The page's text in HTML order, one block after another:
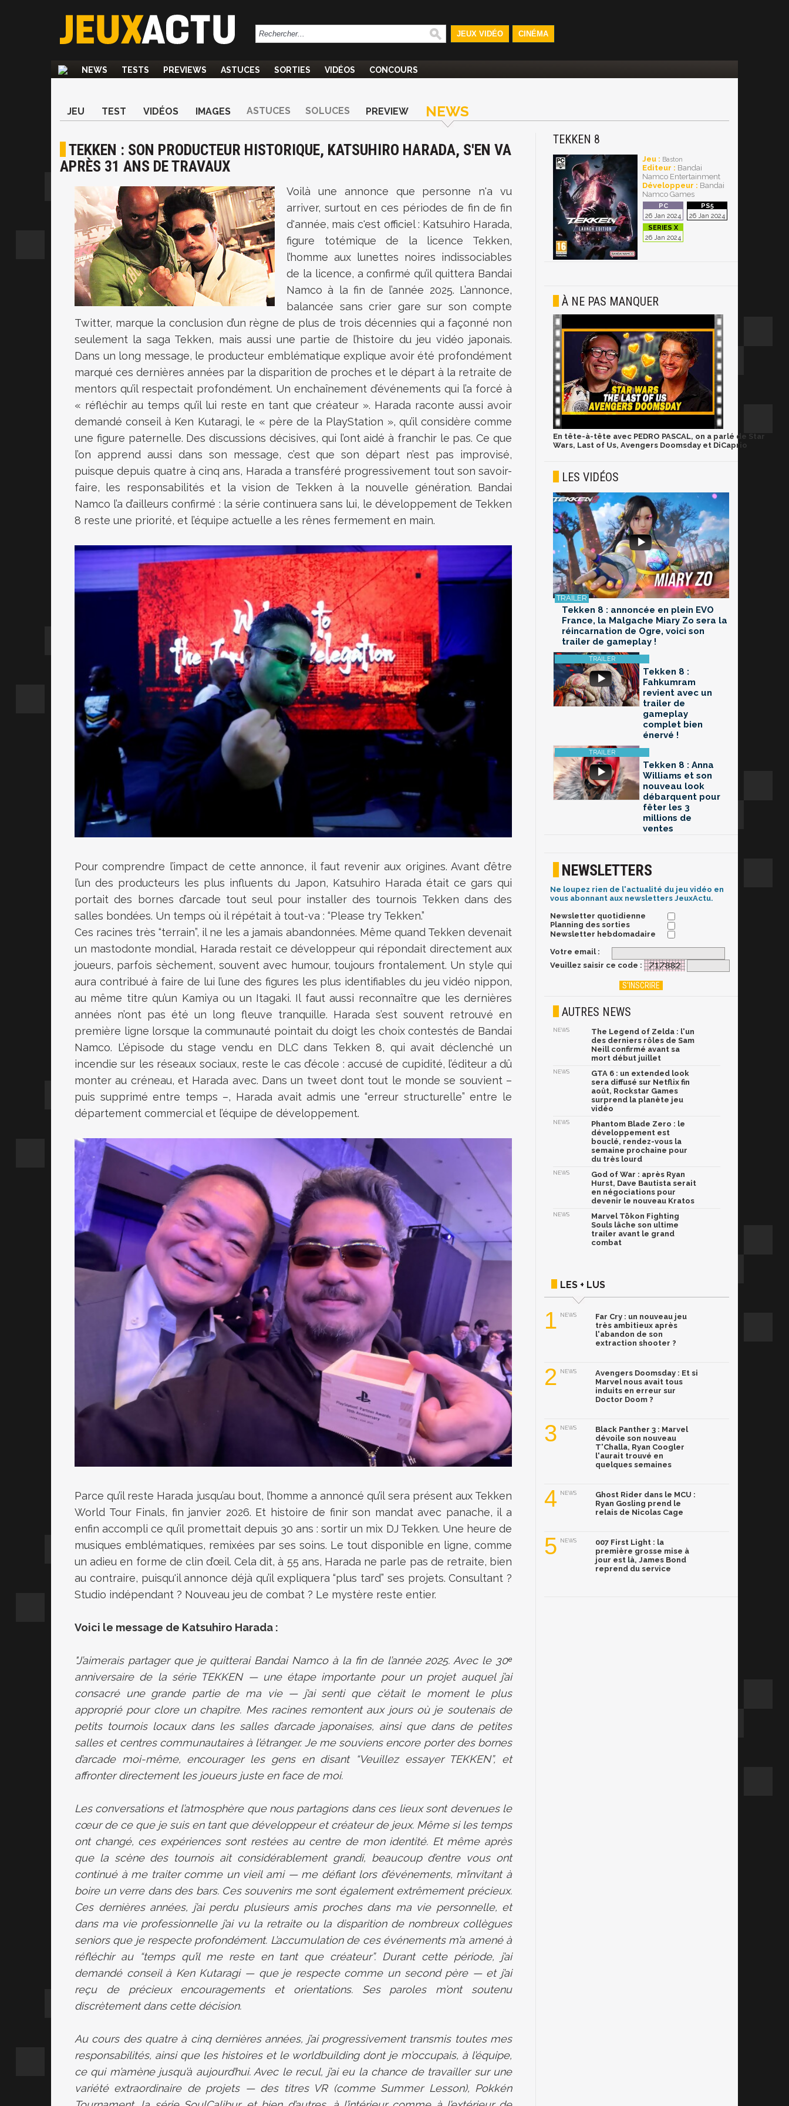
JEUX VIDÉO CINÉMA
NEWS TESTS PREVIEWS ASTUCES SORTIES VIDÉOS CONCOURS
JEU TEST VIDÉOS IMAGES ASTUCES SOLUCES PREVIEW NEWS
TEKKEN : SON PRODUCTEUR HISTORIQUE, KATSUHIRO HARADA, S'EN VA
APRÈS 31 ANS DE TRAVAUX
Voilà une annonce que personne n'a vu
arriver, surtout en ces périodes de fin de fin
d'année, mais c'est officiel : Katsuhiro Harada,
figure totémique de la licence Tekken,
l’homme aux lunettes noires indissociables
de la licence, a confirmé qu’il quittera Bandai
Namco à la fin de l’année 2025. L’annonce,
balancée sans crier gare sur son compte
Twitter, marque la conclusion d’un règne de plus de trois décennies qui a façonné non
seulement la saga Tekken, mais aussi une partie de l’histoire du jeu vidéo japonais.
Dans un long message, le producteur emblématique explique avoir été profondément
marqué ces dernières années par la disparition de proches et le départ à la retraite de
mentors qu’il respectait profondément. Un enchaînement d’événements qui l’a forcé à
« réfléchir au temps qu’il lui reste en tant que créateur ». Harada raconte aussi avoir
demandé conseil à Ken Kutaragi, le « père de la PlayStation », qu’il considère comme
une figure paternelle. Des discussions décisives, qui l’ont aidé à franchir le pas. Ce que
l’on apprend aussi dans son message, c’est que son départ n’est pas improvisé,
puisque depuis quatre à cinq ans, Harada a transféré progressivement tout son savoir-
faire, les responsabilités et la vision de Tekken à la nouvelle génération. Bandai
Namco l’a d’ailleurs confirmé : la série continuera sans lui, le développement de Tekken
8 reste une priorité, et l’équipe actuelle a les rênes fermement en main.
Pour comprendre l’impact de cette annonce, il faut revenir aux origines. Avant d’être
l’un des producteurs les plus influents du Japon, Katsuhiro Harada était ce gars qui
portait des bornes d’arcade tout seul pour installer des tournois Tekken dans des
salles bondées. Un temps où il répétait à tout-va : “Please try Tekken.”
Ces racines très “terrain”, il ne les a jamais abandonnées. Même quand Tekken devenait
un mastodonte mondial, Harada restait ce développeur qui répondait directement aux
joueurs, parfois sèchement, souvent avec humour, toujours frontalement. Un style qui
aura contribué à faire de lui l’une des figures les plus identifiables du jeu vidéo nippon,
au même titre qu’un Kamiya ou un Itagaki. Il faut aussi reconnaître que les dernières
années n’ont pas été un long fleuve tranquille. Harada s’est souvent retrouvé en
première ligne lorsque la communauté pointait du doigt les choix contestés de Bandai
Namco. L’épisode du stage vendu en DLC dans Tekken 8, qui avait déclenché un
incendie sur les réseaux sociaux, reste le cas d’école : accusé de cupidité, l’éditeur a dû
monter au créneau, et Harada avec. Dans un tweet dont tout le monde se souvient –
puis supprimé entre temps –, Harada avait admis une “erreur structurelle” entre le
département commercial et l’équipe de développement.
Parce qu’il reste Harada jusqu’au bout, l’homme a annoncé qu’il sera présent aux Tekken
World Tour Finals, fin janvier 2026. Et histoire de finir son mandat avec panache, il a
enfin accompli ce qu’il promettait depuis 30 ans : sortir un mix DJ Tekken. Une heure de
musiques emblématiques, remixées par ses soins. Le tout disponible en ligne, comme
un adieu en forme de clin d’œil. Cela dit, à 55 ans, Harada ne parle pas de retraite, bien
au contraire, puisqu'il annonce déjà qu’il expliquera “plus tard” ses projets. Consultant ?
Studio indépendant ? Nouveau jeu de combat ? Le mystère reste entier.
Voici le message de Katsuhiro Harada :
"J’aimerais partager que je quitterai Bandai Namco à la fin de l’année 2025. Avec le 30ᵉ
anniversaire de la série TEKKEN — une étape importante pour un projet auquel j’ai
consacré une grande partie de ma vie — j’ai senti que c’était le moment le plus
approprié pour clore un chapitre. Mes racines remontent aux jours où je soutenais de
petits tournois locaux dans les salles d’arcade japonaises, ainsi que dans de petites
salles et centres communautaires à l’étranger. Je me souviens encore porter des bornes
d’arcade moi-même, encourager les gens en disant “Veuillez essayer TEKKEN”, et
affronter directement les joueurs juste en face de moi.
Les conversations et l’atmosphère que nous partagions dans ces lieux sont devenues le
cœur de ce que je suis en tant que développeur et créateur de jeux. Même si les temps
ont changé, ces expériences sont restées au centre de mon identité. Et même après
que la scène des tournois ait considérablement grandi, beaucoup d’entre vous ont
continué à me traiter comme un vieil ami — me défiant lors d’événements, m’invitant à
boire un verre dans des bars. Ces souvenirs me sont également extrêmement précieux.
Ces dernières années, j’ai perdu plusieurs amis proches dans ma vie personnelle, et
dans ma vie professionnelle j’ai vu la retraite ou la disparition de nombreux collègues
seniors que je respecte profondément. L’accumulation de ces événements m’a amené à
réfléchir au “temps qu’il me reste en tant que créateur”. Durant cette période, j’ai
demandé conseil à Ken Kutaragi — que je respecte comme un second père — et j’ai
reçu de précieux encouragements et orientations. Ses paroles m’ont soutenu
discrètement dans cette décision.
Au cours des quatre à cinq dernières années, j’ai progressivement transmis toutes mes
responsabilités, ainsi que les histoires et le worldbuilding dont je m’occupais, à l’équipe,
ce qui m’amène jusqu’à aujourd’hui. Avec le recul, j’ai eu la chance de travailler sur une
variété extraordinaire de projets — des titres VR (comme Summer Lesson), Pokkén
TEKKEN 8
Jeu : Baston
Editeur : Bandai
Namco Entertainment
Développeur : Bandai
Namco Games
26 Jan 2024 26 Jan 2024
26 Jan 2024
À NE PAS MANQUER
En tête-à-tête avec PEDRO PASCAL, on a parlé de Star
Wars, Last of Us, Avengers Doomsday et DiCaprio
LES VIDÉOS
Tekken 8 : annoncée en plein EVO
France, la Malgache Miary Zo sera la
réincarnation de Ogre, voici son
trailer de gameplay !
Tekken 8 :
Fahkumram
revient avec un
trailer de
gameplay
complet bien
énervé !
Tekken 8 : Anna
Williams et son
nouveau look
débarquent pour
fêter les 3
millions de
ventes
NEWSLETTERS
Ne loupez rien de l'actualité du jeu vidéo en
vous abonnant aux newsletters JeuxActu.
Newsletter quotidienne
Planning des sorties
Newsletter hebdomadaire
Votre email :
Veuillez saisir ce code :
AUTRES NEWS
NEWS
The Legend of Zelda : l'un
des derniers rôles de Sam
Neill confirmé avant sa
mort début juillet
NEWS
GTA 6 : un extended look
sera diffusé sur Netflix fin
août, Rockstar Games
surprend la planète jeu
vidéo
NEWS
Phantom Blade Zero : le
développement est
bouclé, rendez-vous la
semaine prochaine pour
du très lourd
NEWS
God of War : après Ryan
Hurst, Dave Bautista serait
en négociations pour
devenir le nouveau Kratos
NEWS
Marvel Tōkon Fighting
Souls lâche son ultime
trailer avant le grand
combat
LES + LUS
1 NEWS
Far Cry : un nouveau jeu
très ambitieux après
l'abandon de son
extraction shooter ?
2 NEWS
Avengers Doomsday : Et si
Marvel nous avait tous
induits en erreur sur
Doctor Doom ?
3 NEWS
Black Panther 3 : Marvel
dévoile son nouveau
T'Challa, Ryan Coogler
l'aurait trouvé en
quelques semaines
4 NEWS
Ghost Rider dans le MCU :
Ryan Gosling prend le
relais de Nicolas Cage
5 NEWS
007 First Light : la
première grosse mise à
jour est là, James Bond
reprend du service